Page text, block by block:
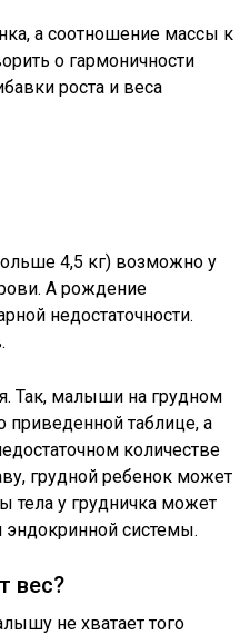
а соотношение массы к
о гармоничности
роста и веса
4,5 кг) возможно у
А рождение
недостаточности.
Так, малыши на грудном
приведенной таблице, а
количестве
грудной ребенок может
тела у грудничка может
эндокринной системы.
вес?
не хватает того